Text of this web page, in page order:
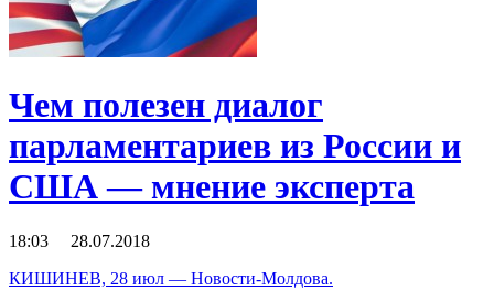
Чем полезен диалог
парламентариев из России и
США — мнение эксперта
18:03 28.07.2018
КИШИНЕВ, 28 июл — Новости-Молдова.